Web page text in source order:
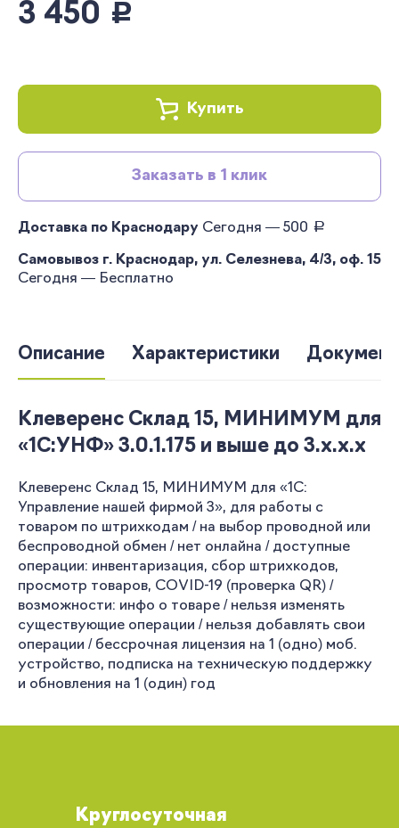
3 450 руб.
Купить
Заказать в 1 клик
Доставка по Краснодару Сегодня — 500 руб.
Самовывоз г. Краснодар, ул. Селезнева, 4/3, оф. 15
Сегодня — Бесплатно
Описание Характеристики
Клеверенс Склад 15, МИНИМУМ для
«1С:УНФ» 3.0.1.175 и выше до 3.x.x.x
Клеверенс Склад 15, МИНИМУМ для «1С:
Управление нашей фирмой 3», для работы с
товаром по штрихкодам / на выбор проводной или
беспроводной обмен / нет онлайна / доступные
операции: инвентаризация, сбор штрихкодов,
просмотр товаров, COVID-19 (проверка QR) /
возможности: инфо о товаре / нельзя изменять
существующие операции / нельзя добавлять свои
операции / бессрочная лицензия на 1 (одно) моб.
устройство, подписка на техническую поддержку
и обновления на 1 (один) год
Круглосуточная